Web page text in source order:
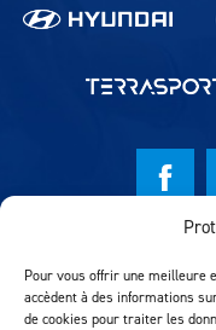
Pour vous offrir une meilleure
accèdent à des informations
de cookies pour traiter les